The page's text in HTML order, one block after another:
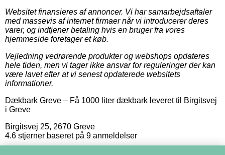
Websitet finansieres af annoncer. Vi har samarbejdsaftaler
med massevis af internet firmaer når vi introducerer deres
varer, og indtjener betaling hvis en bruger fra vores
hjemmeside foretager et køb.
Vejledning vedrørende produkter og webshops opdateres
hele tiden, men vi tager ikke ansvar for reguleringer der kan
være lavet efter at vi senest opdaterede websitets
informationer.
Dækbark Greve – Få 1000 liter dækbark leveret til Birgitsvej
i Greve
Birgitsvej 25, 2670 Greve
4.6 stjerner baseret på 9 anmeldelser